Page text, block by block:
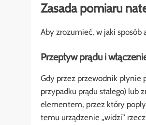
Zasada pomiaru
Aby zrozumieć, w jaki
Przepływ prądu i
Gdy przez przewodnik płynie
przypadku prądu stałego)
elementem, przez który
temu urządzenie „widzi”